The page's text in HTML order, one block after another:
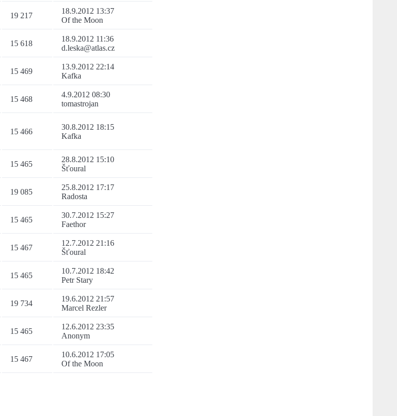
19 217
18.9.2012 13:37
Of the Moon
15 618
18.9.2012 11:36
d.leska@atlas.cz
15 469
13.9.2012 22:14
Kafka
15 468
4.9.2012 08:30
tomastrojan
15 466
30.8.2012 18:15
Kafka
15 465
28.8.2012 15:10
Šťoural
19 085
25.8.2012 17:17
Radosta
15 465
30.7.2012 15:27
Faethor
15 467
12.7.2012 21:16
Šťoural
15 465
10.7.2012 18:42
Petr Stary
19 734
19.6.2012 21:57
Marcel Rezler
15 465
12.6.2012 23:35
Anonym
15 467
10.6.2012 17:05
Of the Moon